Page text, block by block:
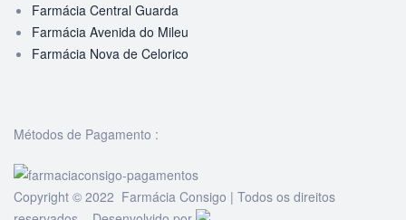
Farmácia Central Guarda
Farmácia Avenida do Mileu
Farmácia Nova de Celorico
Métodos de Pagamento :
Copyright © 2022 Farmácia Consigo | Todos os direitos